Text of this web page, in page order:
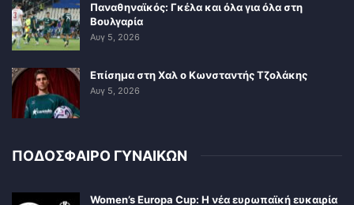
Παναθηναϊκός: Γκέλα και όλα για όλα στη
Βουλγαρία
Αυγ 5, 2026
Επίσημα στη Χαλ ο Κωνσταντής Τζολάκης
Αυγ 5, 2026
ΠΟΔΟΣΦΑΙΡΟ ΓΥΝΑΙΚΩΝ
Women’s Europa Cup: Η νέα ευρωπαϊκή ευκαιρία